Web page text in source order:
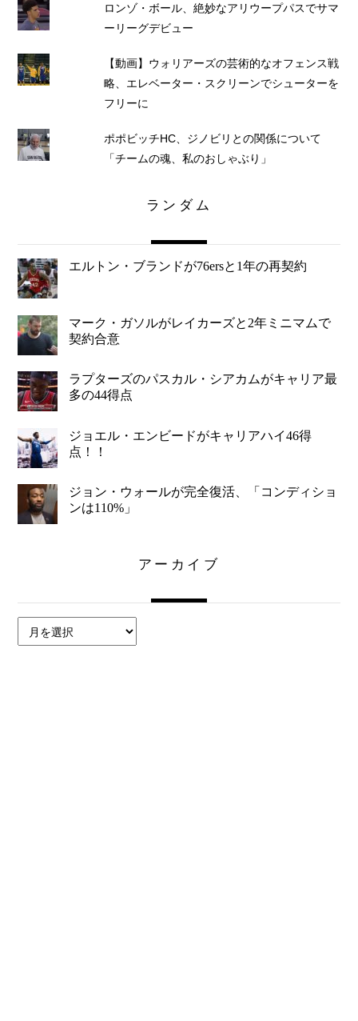
ロンゾ・ボール、絶妙なアリウープパスでサマ
ーリーグデビュー
【動画】ウォリアーズの芸術的なオフェンス戦
略、エレベーター・スクリーンでシューターを
フリーに
ポポビッチHC、ジノビリとの関係について
「チームの魂、私のおしゃぶり」
ランダム
エルトン・ブランドが76ersと1年の再契約
マーク・ガソルがレイカーズと2年ミニマムで
契約合意
ラプターズのパスカル・シアカムがキャリア最
多の44得点
ジョエル・エンビードがキャリアハイ46得
点！！
ジョン・ウォールが完全復活、「コンディショ
ンは110%」
アーカイブ
ー